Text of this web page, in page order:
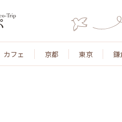
カフェ 京都 東京 鎌